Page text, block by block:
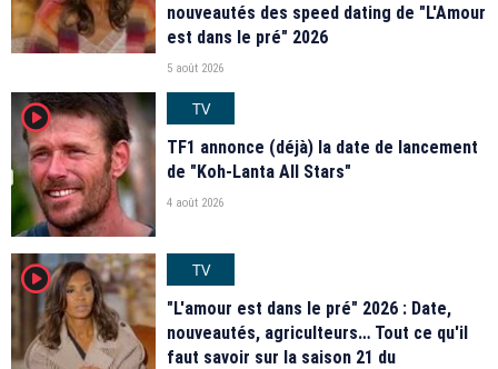
nouveautés des speed dating de "L'Amour
est dans le pré" 2026
5 août 2026
player2
TV
TF1 annonce (déjà) la date de lancement
de "Koh-Lanta All Stars"
4 août 2026
player2
TV
"L'amour est dans le pré" 2026 : Date,
nouveautés, agriculteurs… Tout ce qu'il
faut savoir sur la saison 21 du